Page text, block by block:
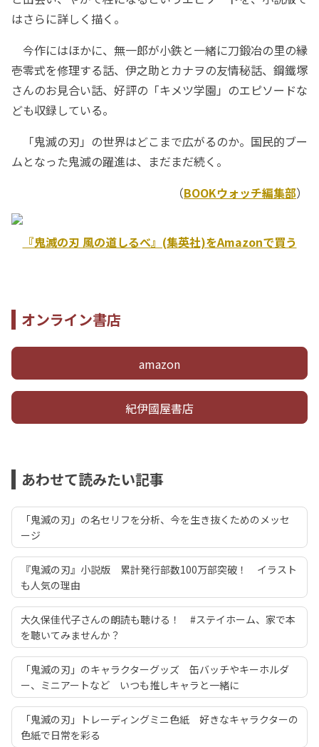
はさらに詳しく描く。
今作にはほかに、無一郎が小鉄と一緒に刀鍛冶の里の縁
壱零式を修理する話、伊之助とカナヲの友情秘話、鋼鐵塚
さんのお見合い話、好評の「キメツ学園」のエピソードな
ども収録している。
「鬼滅の刃」の世界はどこまで広がるのか。国民的ブー
ムとなった鬼滅の躍進は、まだまだ続く。
（BOOKウォッチ編集部）
『鬼滅の刃 風の道しるべ』(集英社)をAmazonで買う
オンライン書店
amazon
紀伊國屋書店
あわせて読みたい記事
「鬼滅の刃」の名セリフを分析、今を生き抜くためのメッセ
ージ
『鬼滅の刃』小説版 累計発行部数100万部突破！ イラスト
も人気の理由
大久保佳代子さんの朗読も聴ける！ #ステイホーム、家で本
を聴いてみませんか？
「鬼滅の刃」のキャラクターグッズ 缶バッチやキーホルダ
ー、ミニアートなど いつも推しキャラと一緒に
「鬼滅の刃」トレーディングミニ色紙 好きなキャラクターの
色紙で日常を彩る